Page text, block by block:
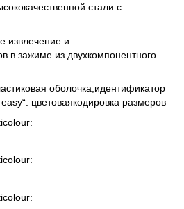
стали с
извлечение и
в зажиме из двухкомпонентного
оболочка,идентификатор
цветоваякодировка размеров